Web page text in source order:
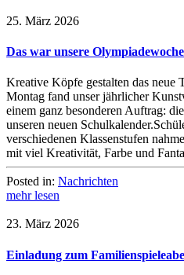
25. März 2026
Das war unsere
Kreative Köpfe gestalten das neue
Montag fand unser jährlicher
einem ganz besonderen Auftrag:
unseren neuen
verschiedenen Klassenstufen
mit viel Kreativität, Farbe und
Posted in: Nachrichten
mehr lesen
23. März 2026
Einladung zum